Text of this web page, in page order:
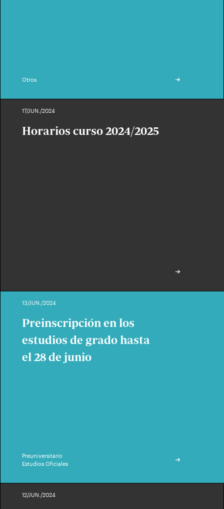
Otros
17/JUN./2024
Horarios curso 2024/2025
13/JUN./2024
Preinscripción en los
estudios de grado hasta
el 28 de junio
Preuniversitario
Estudios Oficiales
12/JUN./2024